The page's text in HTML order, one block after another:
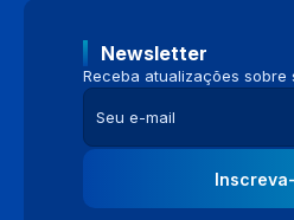
Newsletter
Receba atualizações